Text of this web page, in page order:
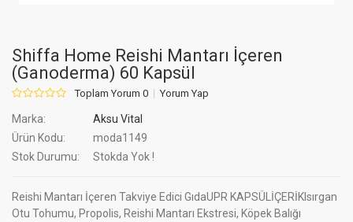
Shiffa Home Reishi Mantarı İçeren
(Ganoderma) 60 Kapsül
Toplam Yorum 0 Yorum Yap
Marka:
Aksu Vital
Ürün Kodu:
moda1149
Stok Durumu:
Stokda Yok !
Reishi Mantarı İçeren Takviye Edici GıdaUPR KAPSÜLİÇERİKIsırgan
Otu Tohumu, Propolis, Reishi Mantarı Ekstresi, Köpek Balığı